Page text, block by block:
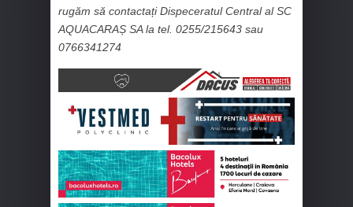
rugăm să contactați Dispeceratul Central al SC
AQUACARAȘ SA la tel. 0255/215643 sau
0766341274